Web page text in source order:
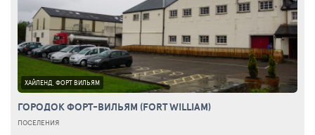
ХАЙЛЕНД, ФОРТ ВИЛЬЯМ
ГОРОДОК ФОРТ-ВИЛЬЯМ (FORT WILLIAM)
ПОСЕЛЕНИЯ